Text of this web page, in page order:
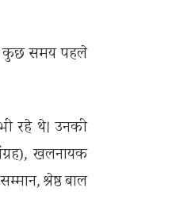
कुछ समय पहले
रहे थे। उनकी
खलनायक
श्रेष्ठ बाल